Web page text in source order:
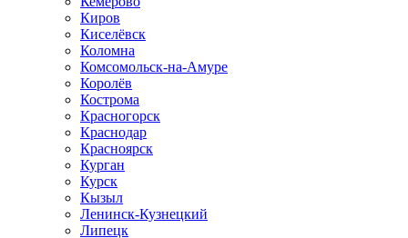
Киров
Киселёвск
Коломна
Комсомольск-на-Амуре
Королёв
Кострома
Красногорск
Краснодар
Красноярск
Курган
Курск
Кызыл
Ленинск-Кузнецкий
Липецк